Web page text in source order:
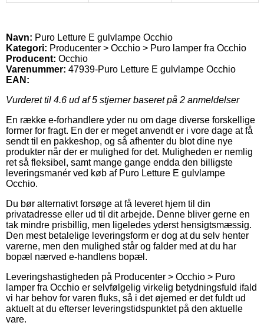
Navn: Puro Letture E gulvlampe Occhio
Kategori: Producenter > Occhio > Puro lamper fra Occhio
Producent: Occhio
Varenummer: 47939-Puro Letture E gulvlampe Occhio
EAN:
Vurderet til 4.6 ud af 5 stjerner baseret på 2 anmeldelser
En række e-forhandlere yder nu om dage diverse forskellige
former for fragt. En der er meget anvendt er i vore dage at få
sendt til en pakkeshop, og så afhenter du blot dine nye
produkter når der er mulighed for det. Muligheden er nemlig
ret så fleksibel, samt mange gange endda den billigste
leveringsmanér ved køb af Puro Letture E gulvlampe
Occhio.
Du bør alternativt forsøge at få leveret hjem til din
privatadresse eller ud til dit arbejde. Denne bliver gerne en
tak mindre prisbillig, men ligeledes yderst hensigtsmæssig.
Den mest betalelige leveringsform er dog at du selv henter
varerne, men den mulighed står og falder med at du har
bopæl nærved e-handlens bopæl.
Leveringshastigheden på Producenter > Occhio > Puro
lamper fra Occhio er selvfølgelig virkelig betydningsfuld ifald
vi har behov for varen fluks, så i det øjemed er det fuldt ud
aktuelt at du efterser leveringstidspunktet på den aktuelle
vare.